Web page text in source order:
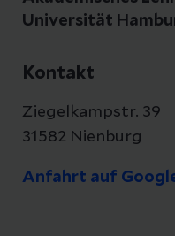
Universität
Kontakt
Ziegelkampstr. 39
31582 Nienburg
Anfahrt auf